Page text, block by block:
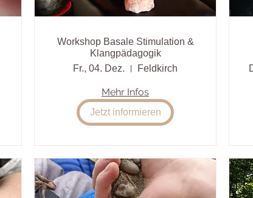
Workshop Basale Stimulation &
Klangpädagogik
Fr., 04. Dez.
Feldkirch
Mehr Infos
Jetzt informieren